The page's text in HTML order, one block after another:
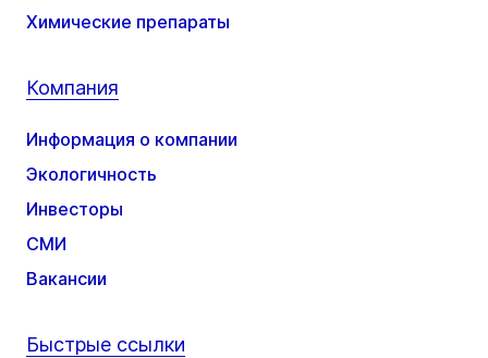
Химические препараты
Компания
Информация о компании
Экологичность
Инвесторы
СМИ
Вакансии
Быстрые ссылки